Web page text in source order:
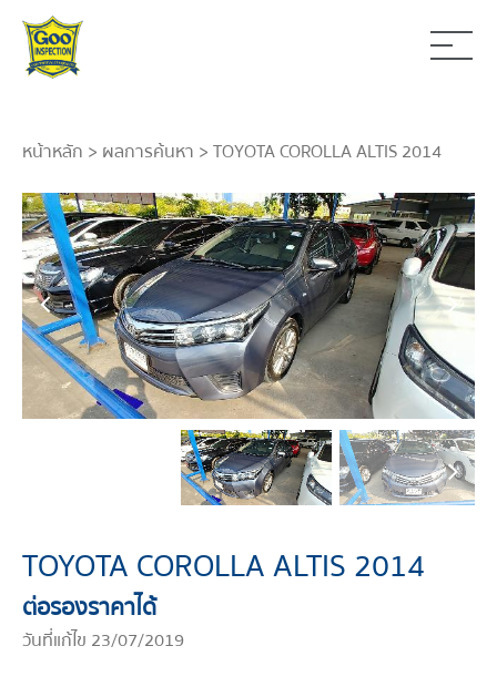
หน้าหลัก > ผลการค้นหา > TOYOTA COROLLA ALTIS 2014
TOYOTA COROLLA ALTIS 2014
ต่อรองราคาได้
วันที่แก้ไข 23/07/2019